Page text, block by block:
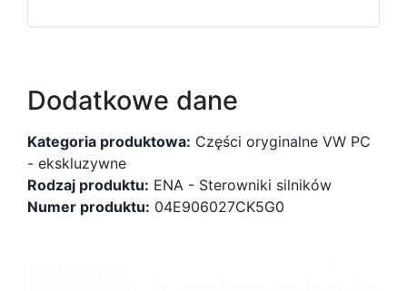
Dodatkowe dane
Kategoria produktowa: Części oryginalne VW PC
- ekskluzywne
Rodzaj produktu: ENA - Sterowniki silników
Numer produktu: 04E906027CK5G0